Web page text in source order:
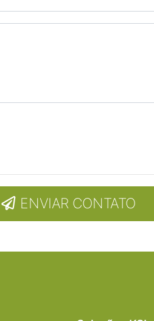
ENVIAR CONTATO